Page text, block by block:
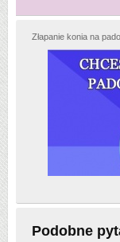
Złapanie konia na
Podobne